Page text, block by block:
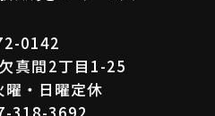
0142
真間2丁目1-25
曜・日曜定休